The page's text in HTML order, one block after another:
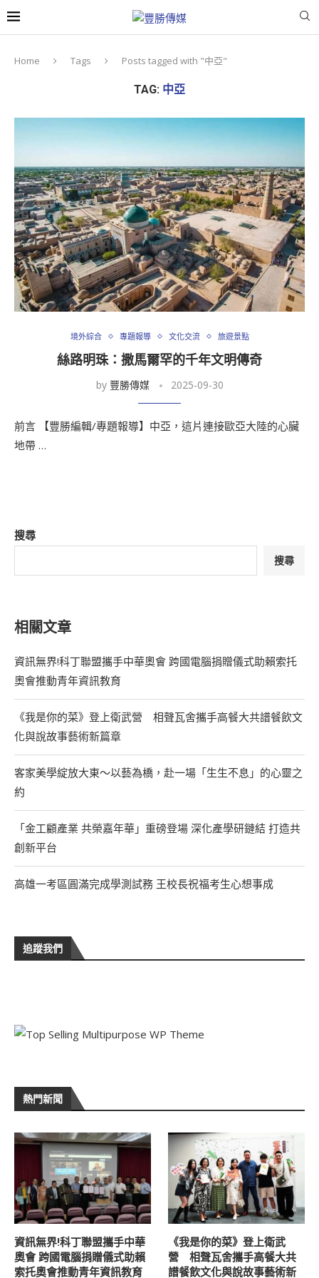
Home Tags Posts tagged with "中亞"
TAG: 中亞
境外綜合 專題報導 文化交流 旅遊景點
絲路明珠：撒馬爾罕的千年文明傳奇
by 豐勝傳媒 2025-09-30
前言 【豐勝編輯/專題報導】中亞，這片連接歐亞大陸的心臟
地帶 …
搜尋
搜尋
相關文章
資訊無界!科丁聯盟攜手中華奧會 跨國電腦捐贈儀式助賴索托
奧會推動青年資訊教育
《我是你的菜》登上衛武營 相聲瓦舍攜手高餐大共譜餐飲文
化與說故事藝術新篇章
客家美學綻放大東～以藝為橋，赴一場「生生不息」的心靈之
約
「金工顧產業 共榮嘉年華」重磅登場 深化產學研鏈結 打造共
創新平台
高雄一考區圓滿完成學測試務 王校長祝福考生心想事成
追蹤我們
熱門新聞
資訊無界!科丁聯盟攜手中華
奧會 跨國電腦捐贈儀式助賴
索托奧會推動青年資訊教育
《我是你的菜》登上衛武
營 相聲瓦舍攜手高餐大共
譜餐飲文化與說故事藝術新